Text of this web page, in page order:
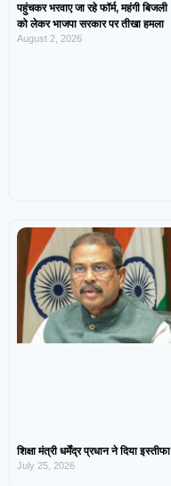
पहुंचकर भरवाए जा रहे फॉर्म, महंगी बिजली
को लेकर भाजपा सरकार पर तीखा हमला
August 2, 2026
शिक्षा मंत्री धर्मेंद्र प्रधान ने दिया इस्तीफा
July 25, 2026